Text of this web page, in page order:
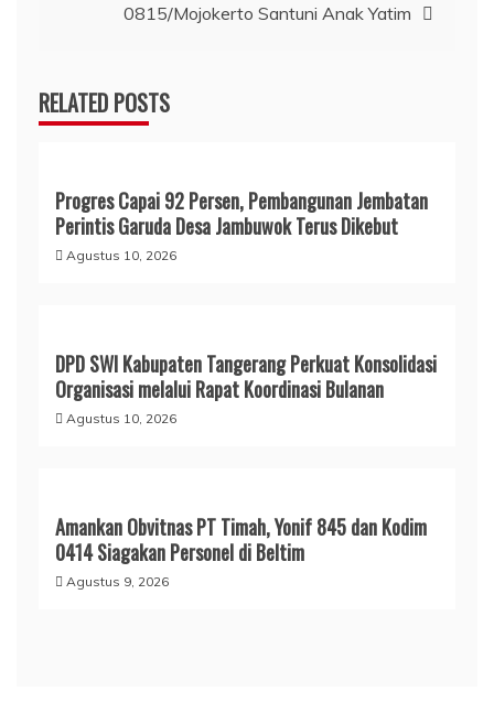
0815/Mojokerto Santuni Anak Yatim
RELATED POSTS
Progres Capai 92 Persen, Pembangunan Jembatan
Perintis Garuda Desa Jambuwok Terus Dikebut
Agustus 10, 2026
DPD SWI Kabupaten Tangerang Perkuat Konsolidasi
Organisasi melalui Rapat Koordinasi Bulanan
Agustus 10, 2026
Amankan Obvitnas PT Timah, Yonif 845 dan Kodim
0414 Siagakan Personel di Beltim
Agustus 9, 2026